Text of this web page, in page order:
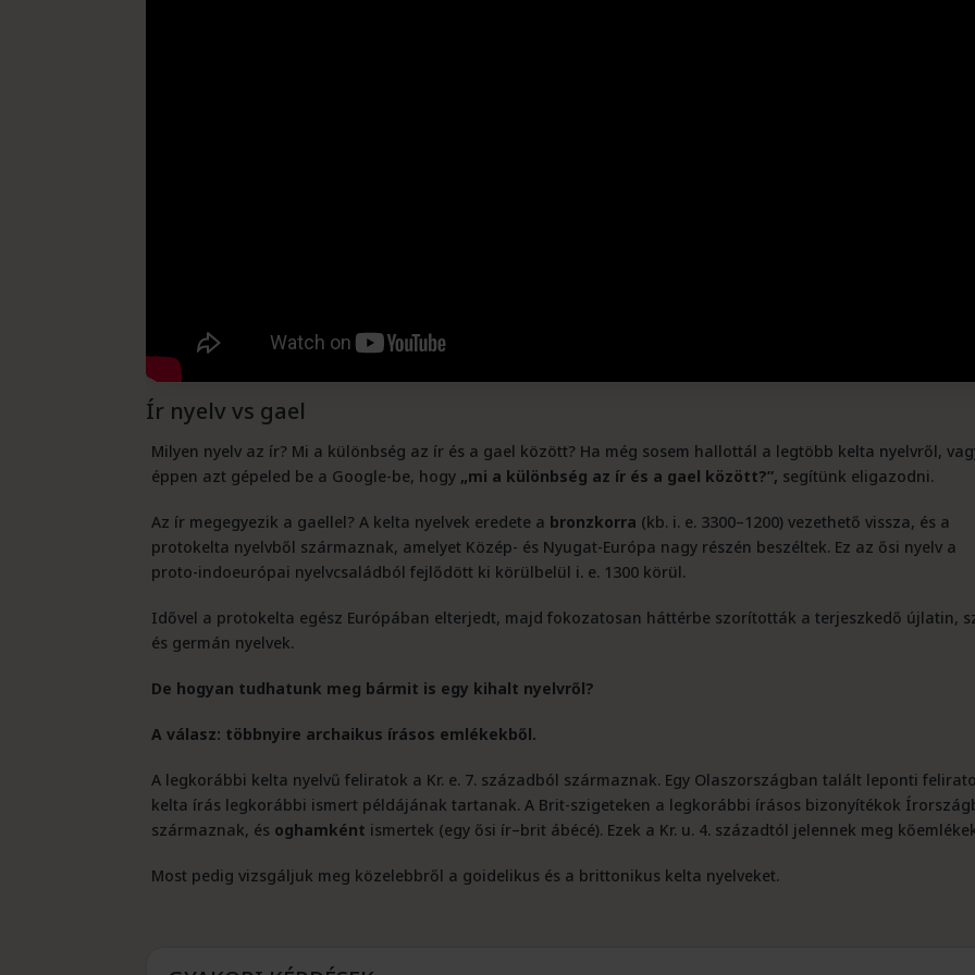
Ír nyelv vs gael
Milyen nyelv az ír? Mi a különbség az ír és a gael között? Ha még sosem hallottál a legtöbb kelta nyelvről,
éppen azt gépeled be a Google-be, hogy „mi a különbség az ír és a gael között?”, segítünk eligazodni.
Az ír megegyezik a gaellel? A kelta nyelvek eredete a bronzkorra (kb. i. e. 3300–1200) vezethető vissza, és a
protokelta nyelvből származnak, amelyet Közép- és Nyugat-Európa nagy részén beszéltek. Ez az ősi nyelv a
proto-indoeurópai nyelvcsaládból fejlődött ki körülbelül i. e. 1300 körül.
Idővel a protokelta egész Európában elterjedt, majd fokozatosan háttérbe szorították a terjeszkedő újlatin,
és germán nyelvek.
De hogyan tudhatunk meg bármit is egy kihalt nyelvről?
A válasz: többnyire archaikus írásos emlékekből.
A legkorábbi kelta nyelvű feliratok a Kr. e. 7. századból származnak. Egy Olaszországban talált leponti
kelta írás legkorábbi ismert példájának tartanak. A Brit-szigeteken a legkorábbi írásos bizonyítékok
származnak, és oghamként ismertek (egy ősi ír–brit ábécé). Ezek a Kr. u. 4. századtól jelennek meg
Most pedig vizsgáljuk meg közelebbről a goidelikus és a brittonikus kelta nyelveket.